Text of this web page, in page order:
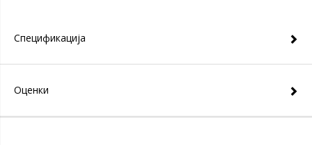
Спецификација
Оценки